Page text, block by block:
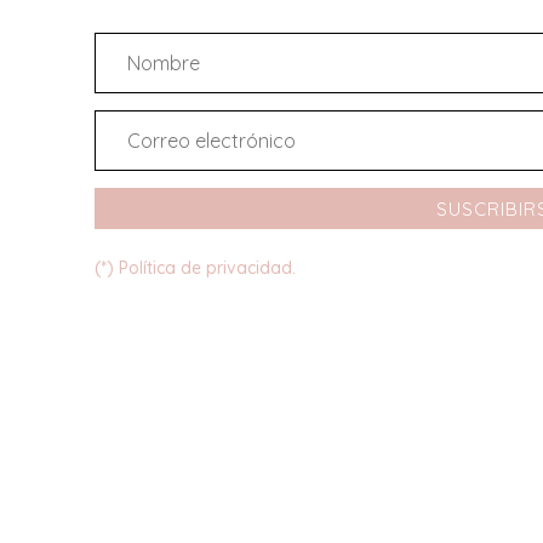
(*) Política de privacidad.